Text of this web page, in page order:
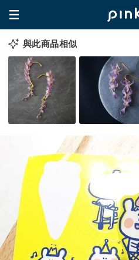
與此商品相似